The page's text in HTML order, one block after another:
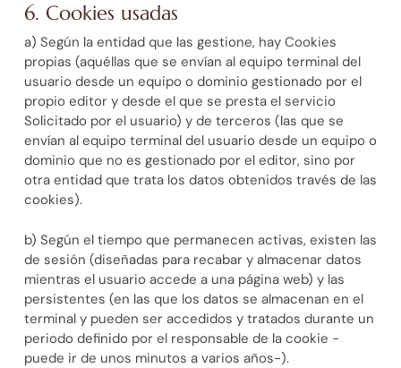
6. Cookies usadas
a) Según la entidad que las gestione, hay Cookies
propias (aquéllas que se envían al equipo terminal del
usuario desde un equipo o dominio gestionado por el
propio editor y desde el que se presta el servicio
Solicitado por el usuario) y de terceros (las que se
envían al equipo terminal del usuario desde un equipo o
dominio que no es gestionado por el editor, sino por
otra entidad que trata los datos obtenidos través de las
cookies).
b) Según el tiempo que permanecen activas, existen las
de sesión (diseñadas para recabar y almacenar datos
mientras el usuario accede a una página web) y las
persistentes (en las que los datos se almacenan en el
terminal y pueden ser accedidos y tratados durante un
periodo definido por el responsable de la cookie -
puede ir de unos minutos a varios años-).